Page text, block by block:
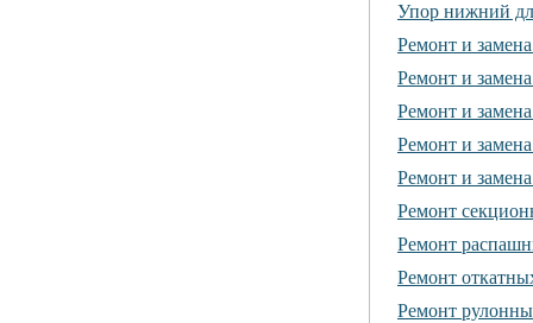
Упор нижний
Ремонт и
Ремонт и
Ремонт и
Ремонт и
Ремонт и
Ремонт
Ремонт
Ремонт
Ремонт